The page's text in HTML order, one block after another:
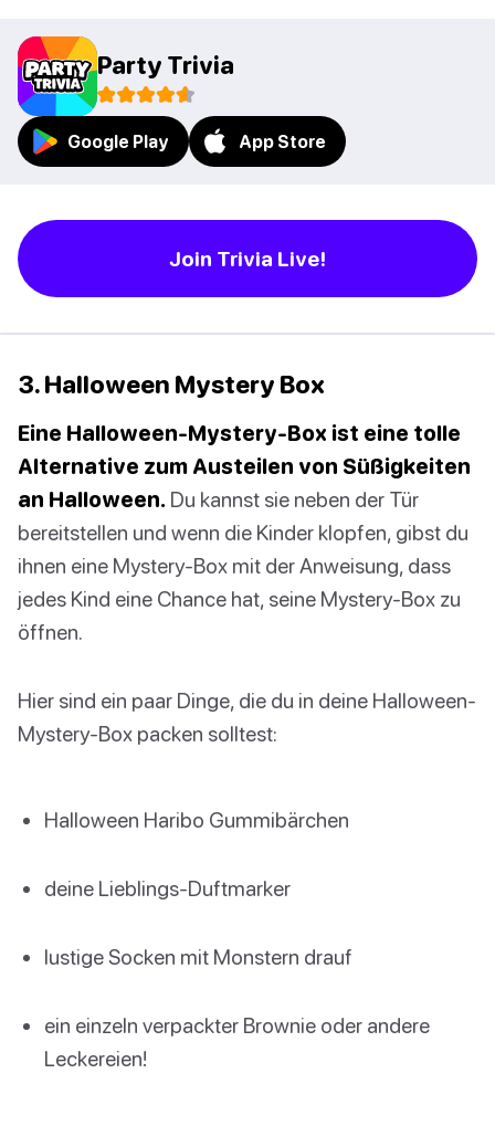
Party Trivia
Google Play App Store
Join Trivia Live!
3. Halloween Mystery Box
Eine Halloween-Mystery-Box ist eine tolle
Alternative zum Austeilen von Süßigkeiten
an Halloween. Du kannst sie neben der Tür
bereitstellen und wenn die Kinder klopfen, gibst du
ihnen eine Mystery-Box mit der Anweisung, dass
jedes Kind eine Chance hat, seine Mystery-Box zu
öffnen.
Hier sind ein paar Dinge, die du in deine Halloween-
Mystery-Box packen solltest:
Halloween Haribo Gummibärchen
deine Lieblings-Duftmarker
lustige Socken mit Monstern drauf
ein einzeln verpackter Brownie oder andere
Leckereien!